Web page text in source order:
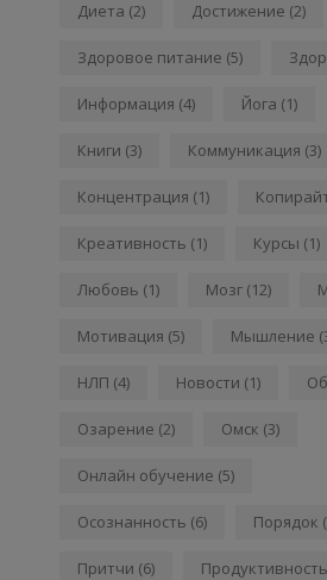
Диета (2) Достижение (2)
Здоровое питание (5)
Информация (4) Йога (1)
Книги (3) Коммуникация (3)
Концентрация (1)
Креативность (1) Курсы (1)
Любовь (1) Мозг (12)
Мотивация (5) Мышление
НЛП (4) Новости (1)
Озарение (2) Омск (3)
Онлайн обучение (5)
Осознанность (6) Порядок
Притчи (6) Продуктивность